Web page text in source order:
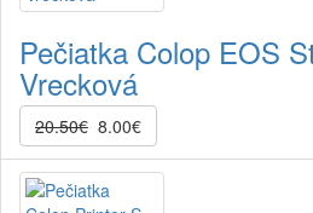
Pečiatka Colop EOS
Vrecková
20.50€ 8.00€